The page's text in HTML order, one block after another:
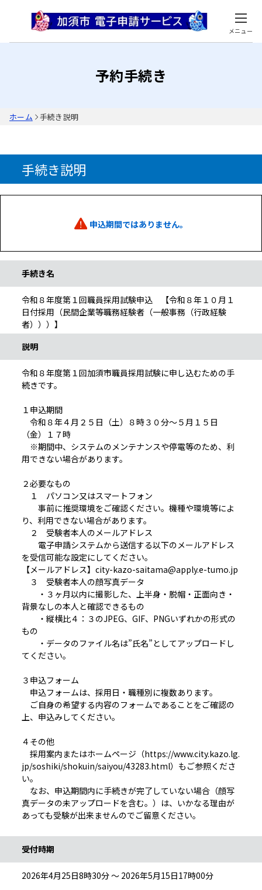
メニュー
予約手続き
ホーム 手続き説明
手続き説明
申込期間ではありません。
手続き名
令和８年度第１回職員採用試験申込 【令和８年１０月１
日付採用（民間企業等職務経験者（一般事務（行政経験
者）））】
説明
令和８年度第１回加須市職員採用試験に申し込むための手
続きです。
１申込期間
令和８年４月２５日（土）８時３０分～５月１５日
（金）１７時
※期間中、システムのメンテナンスや停電等のため、利
用できない場合があります。
２必要なもの
１ パソコン又はスマートフォン
事前に推奨環境をご確認ください。機種や環境等によ
り、利用できない場合があります。
２ 受験者本人のメールアドレス
電子申請システムから送信する以下のメールアドレス
を受信可能な設定にしてください。
【メールアドレス】city-kazo-saitama@apply.e-tumo.jp
３ 受験者本人の顔写真データ
・３ヶ月以内に撮影した、上半身・脱帽・正面向き・
背景なしの本人と確認できるもの
・縦横比４：３のJPEG、GIF、PNGいずれかの形式の
もの
・データのファイル名は”氏名”としてアップロードし
てください。
３申込フォーム
申込フォームは、採用日・職種別に複数あります。
ご自身の希望する内容のフォームであることをご確認の
上、申込みしてください。
４その他
採用案内またはホームページ（https://www.city.kazo.lg.
jp/soshiki/shokuin/saiyou/43283.html）もご参照くださ
い。
なお、申込期間内に手続きが完了していない場合（顔写
真データの未アップロードを含む。）は、いかなる理由が
あっても受験が出来ませんのでご留意ください。
受付時期
2026年4月25日8時30分 ～ 2026年5月15日17時00分